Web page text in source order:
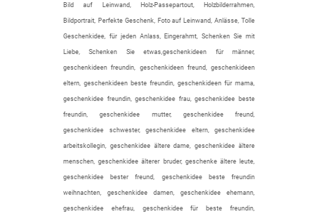
Bild auf Leinwand, Holz-Passepartout, Holzbilderrahmen,
Bildportrait, Perfekte Geschenk, Foto auf Leinwand, Anlässe, Tolle
Geschenkidee, für jeden Anlass, Eingerahmt, Schenken Sie mit
Liebe, Schenken Sie etwas,geschenkideen für männer,
geschenkideen freundin, geschenkideen freund, geschenkideen
eltern, geschenkideen beste freundin, geschenkideen für mama,
geschenkidee freundin, geschenkidee frau, geschenkidee beste
freundin, geschenkidee mutter, geschenkidee freund,
geschenkidee schwester, geschenkidee eltern, geschenkidee
arbeitskollegin, geschenkidee ältere dame, geschenkidee ältere
menschen, geschenkidee älterer bruder, geschenke ältere leute,
geschenkidee bester freund, geschenkidee beste freundin
weihnachten, geschenkidee damen, geschenkidee ehemann,
geschenkidee ehefrau, geschenkidee für beste freundin,